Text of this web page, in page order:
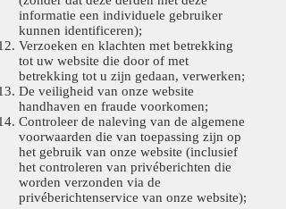
informatie een individuele gebruiker
kunnen identificeren);
Verzoeken en klachten met betrekking
tot uw website die door of met
betrekking tot u zijn gedaan, verwerken;
De veiligheid van onze website
handhaven en fraude voorkomen;
Controleer de naleving van de algemene
voorwaarden die van toepassing zijn op
het gebruik van onze website (inclusief
het controleren van privéberichten die
worden verzonden via de
privéberichtenservice van onze website);